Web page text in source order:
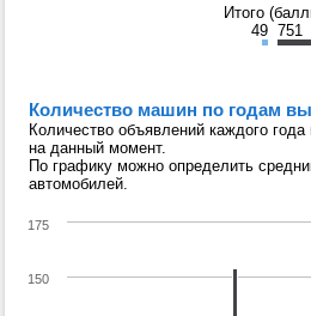
Итого
49 751
Количество машин по годам
Количество объявлений каждого
на данный момент.
По графику можно определить
автомобилей.
150
175